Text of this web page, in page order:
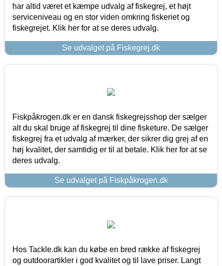
har altid været et kæmpe udvalg af fiskegrej, et højt
serviceniveau og en stor viden omkring fiskeriet og
fiskegrejet. Klik her for at se deres udvalg.
Se udvalget på Fiskegrej.dk
Fiskpåkrogen.dk er en dansk fiskegrejsshop der sælger
alt du skal bruge af fiskegrej til dine fisketure. De sælger
fiskegrej fra et udvalg af mærker, der sikrer dig grej af en
høj kvalitet, der samtidig er til at betale. Klik her for at se
deres udvalg.
Se udvalget på Fiskpåkrogen.dk
Hos Tackle.dk kan du købe en bred række af fiskegrej
og outdoorartikler i god kvalitet og til lave priser. Langt